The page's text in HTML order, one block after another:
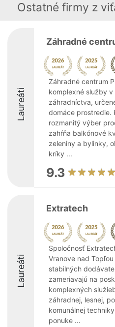
Ostatné firmy z
Laureáti
Záhradné
Záhradné centrum
komplexné služby v
záhradníctva,
domáce prostredie.
rozmanitý výber
zahŕňa balkónové
zeleniny a bylinky,
kríky ...
9.3
Laureáti
Extratech
Spoločnosť
Vranove nad
stabilných
zameriavajú na
komplexných
záhradnej, lesnej,
komunálnej
ponuke ...